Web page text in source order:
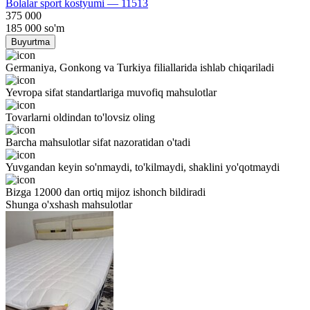
Bolalar sport kostyumi — 11513
375 000
185 000 so'm
Buyurtma
Germaniya, Gonkong va Turkiya filiallarida ishlab chiqariladi
Yevropa sifat standartlariga muvofiq mahsulotlar
Tovarlarni oldindan to'lovsiz oling
Barcha mahsulotlar sifat nazoratidan o'tadi
Yuvgandan keyin so'nmaydi, to'kilmaydi, shaklini yo'qotmaydi
Bizga 12000 dan ortiq mijoz ishonch bildiradi
Shunga o'xshash mahsulotlar